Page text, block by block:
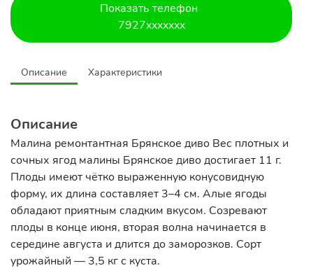
Показать телефон
7927xxxxxxx
Описание Характеристики
Описание
Малина ремонтантная Брянское диво Вес плотных и
сочных ягод малины Брянское диво достигает 11 г.
Плоды имеют чётко выраженную конусовидную
форму, их длина составляет 3–4 см. Алые ягоды
обладают приятным сладким вкусом. Созревают
плоды в конце июня, вторая волна начинается в
середине августа и длится до заморозков. Сорт
урожайный — 3,5 кг с куста.